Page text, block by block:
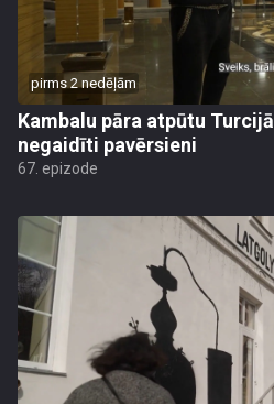
pirms 2 nedēļām
Kambalu pāra atpūtu
negaidīti pavērsieni
67. epizode